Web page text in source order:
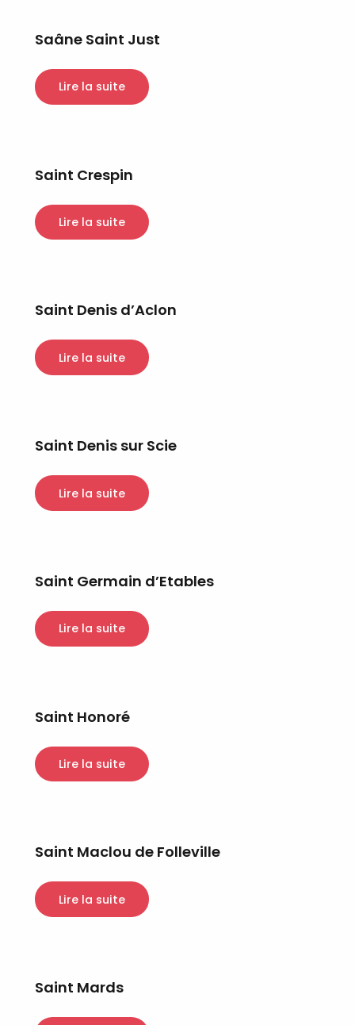
Saâne Saint Just
Lire la suite
Saint Crespin
Lire la suite
Saint Denis d’Aclon
Lire la suite
Saint Denis sur Scie
Lire la suite
Saint Germain d’Etables
Lire la suite
Saint Honoré
Lire la suite
Saint Maclou de Folleville
Lire la suite
Saint Mards